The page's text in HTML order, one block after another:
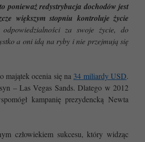
ponieważ redystrybucja dochodów jest
większym stopniu kontroluje życie
za swoje życie, do
a oni idą na ryby i nie przejmują się
majątek ocenia się na 34 miliardy USD.
– Las Vegas Sands. Dlatego w 2012
kampanię prezydencką Newta
człowiekiem sukcesu, który widząc